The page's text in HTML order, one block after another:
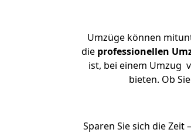
Umzüge können
die professionellen
ist, bei einem Umzug
bieten. Ob
Sparen Sie sich die